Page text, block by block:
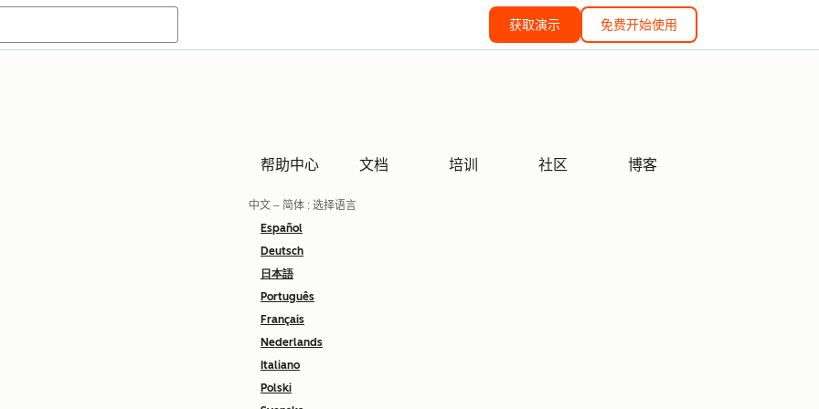
获取演示 免费开始使用
帮助中心 文档 培训 社区 博客
中文 – 简体 : 选择语言
Español
Deutsch
日本語
Português
Français
Nederlands
Italiano
Polski